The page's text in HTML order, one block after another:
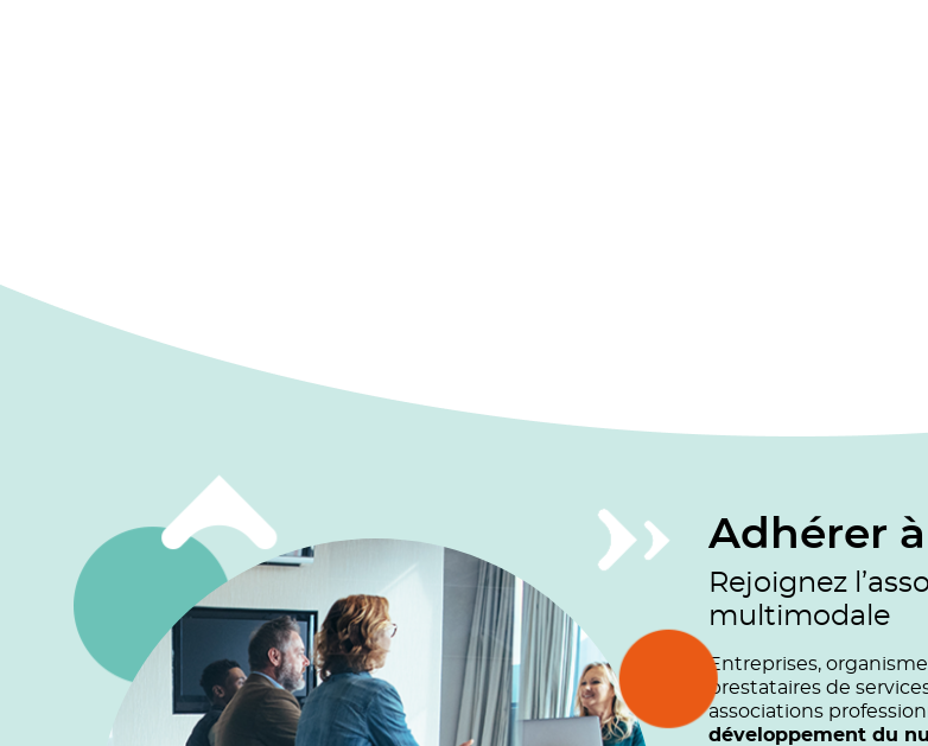
Adhérer
Rejoignez
multimodale
Entreprises,
prestataires de
associations
développement du